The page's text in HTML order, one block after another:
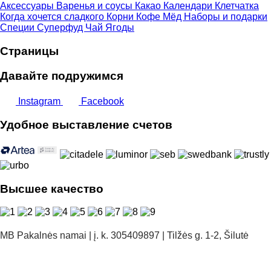
Аксессуары Варенья и соусы Какао Календари Клетчатка
Когда хочется сладкого Корни Кофе Мёд Наборы и подарки
Специи Суперфуд Чай Ягоды
Страницы
Давайте подружимся
Instagram Facebook
Удобное выставление счетов
Высшее качество
MB Pakalnės namai | į. k. 305409897 | Tilžės g. 1-2, Šilutė